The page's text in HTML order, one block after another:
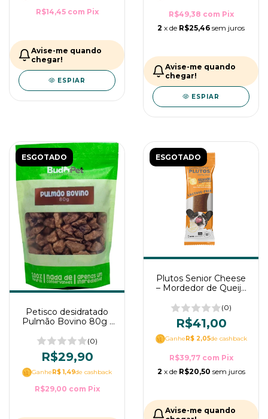
R$14,45 com Pix
Avise-me quando
chegar!
ESPIAR
R$49,38 com Pix
2 x de R$25,46 sem juros
Avise-me quando
chegar!
ESPIAR
ESGOTADO
Petisco desidratado
Pulmão Bovino 80g -
(0)
R$29,90
GanheR$ 1,49de cashback
R$29,00 com Pix
ESGOTADO
Plutos Senior Cheese
– Mordedor de Queijo
Sabor Apple & Krill 60g
(0)
R$41,00
GanheR$ 2,05de cashback
R$39,77 com Pix
2 x de R$20,50 sem juros
Avise-me quando